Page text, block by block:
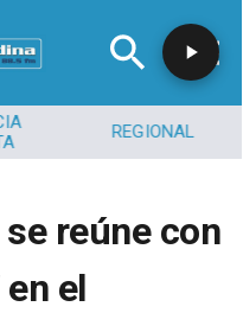
REGIONAL
reúne con
el